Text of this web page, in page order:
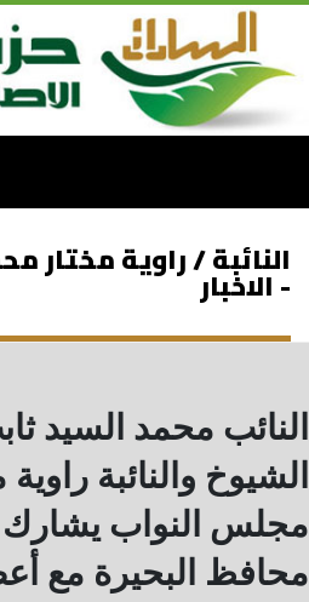
النائبة / راوية مختار
- الاخبار
النائب محمد
الشيوخ والنائبة
مجلس النواب يشارك
محافظ البحيرة مع